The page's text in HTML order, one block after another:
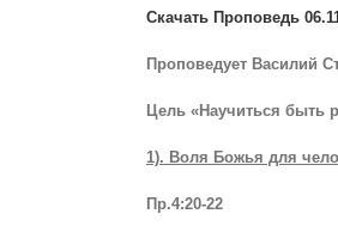
Image
Скачать Проповедь
Проповедует Василий
Цель «Научиться
1). Воля Божья для
Пр.4:20-22